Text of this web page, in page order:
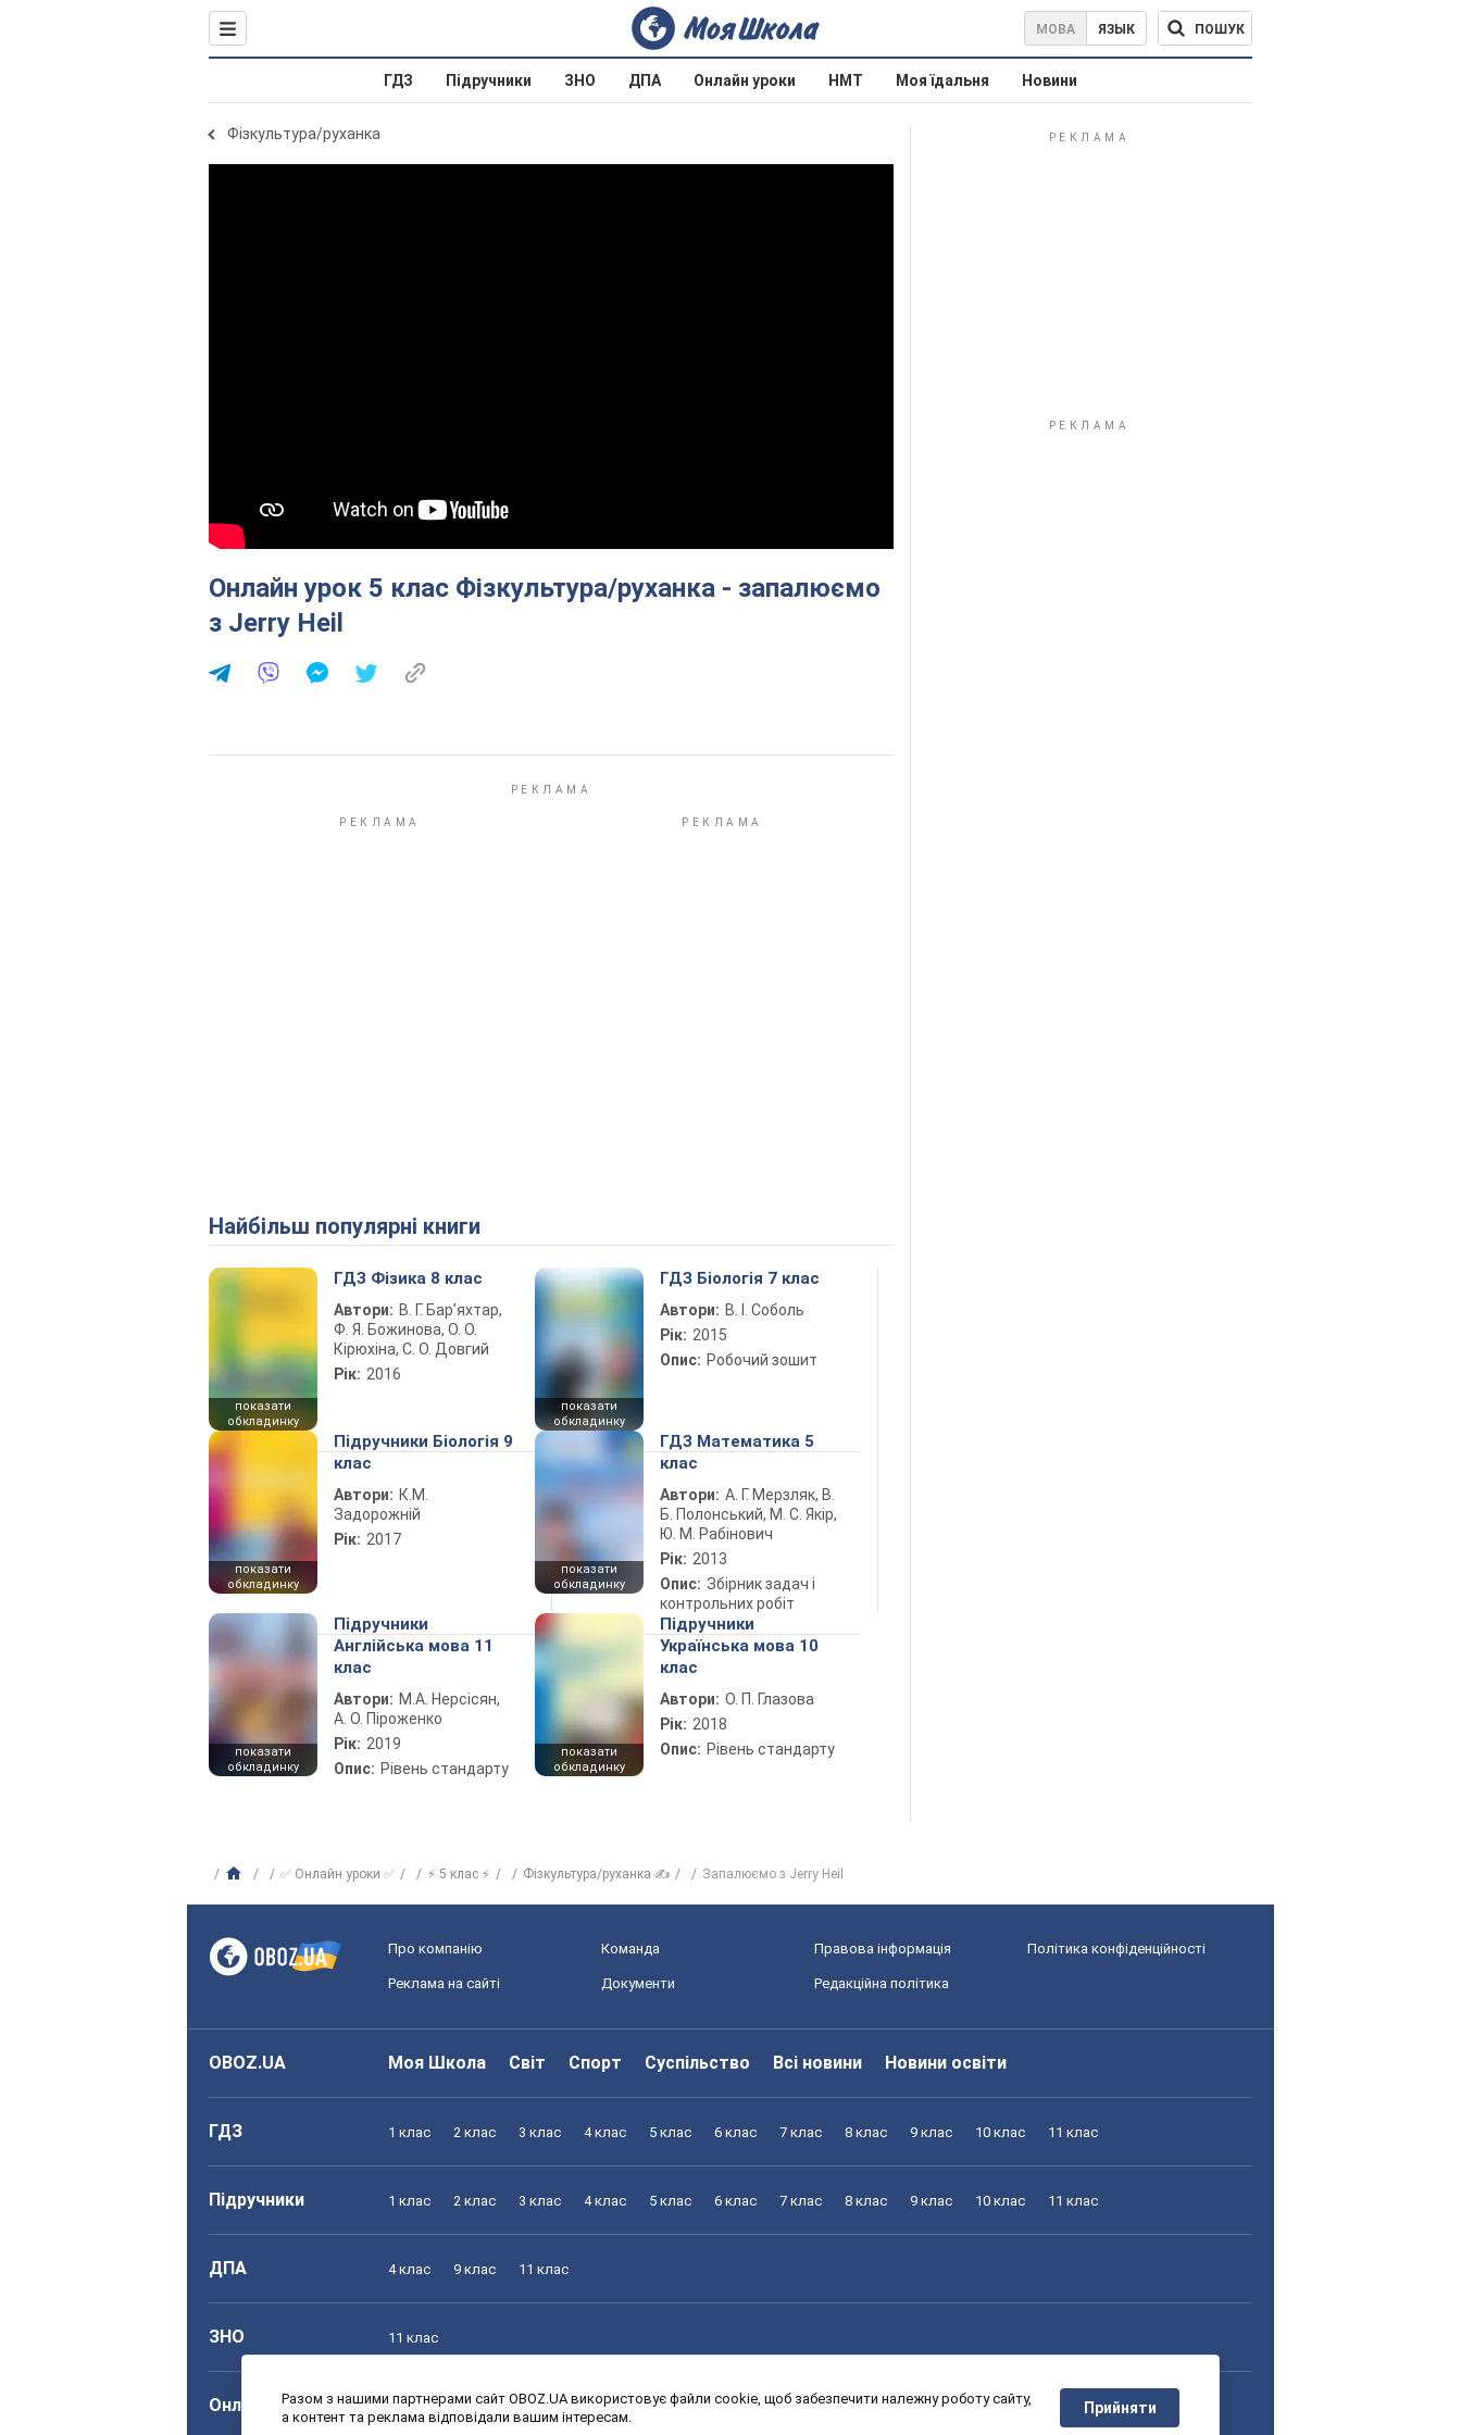
МОВА ЯЗЫК ПОШУК
ГДЗ Підручники ЗНО ДПА Онлайн уроки НМТ Моя їдальня Новини
Фізкультура/руханка
Онлайн урок 5 клас Фізкультура/руханка - запалюємо
з Jerry Heil
Найбільш популярні книги
показати
обкладинку
ГДЗ Фізика 8 клас
Автори: В. Г. Бар’яхтар,
Ф. Я. Божинова, О. О.
Кірюхіна, С. О. Довгий
Рік: 2016
показати
обкладинку
ГДЗ Біологія 7 клас
Автори: В. І. Соболь
Рік: 2015
Опис: Робочий зошит
показати
обкладинку
Підручники Біологія 9
клас
Автори: К.М.
Задорожній
Рік: 2017
показати
обкладинку
ГДЗ Математика 5
клас
Автори: А. Г. Мерзляк, В.
Б. Полонський, М. С. Якір,
Ю. М. Рабінович
Рік: 2013
Опис: Збірник задач і
контрольних робіт
показати
обкладинку
Підручники
Англійська мова 11
клас
Автори: М.А. Нерсісян,
А. О. Піроженко
Рік: 2019
Опис: Рівень стандарту
показати
обкладинку
Підручники
Українська мова 10
клас
Автори: О. П. Глазова
Рік: 2018
Опис: Рівень стандарту
✅ Онлайн уроки ✅ ⚡ 5 клас ⚡ Фізкультура/руханка ✍ Запалюємо з Jerry Heil
Про компанію Команда Правова інформація Політика конфіденційності
Реклама на сайті Документи Редакційна політика
OBOZ.UA Моя Школа Світ Спорт Суспільство Всі новини Новини освіти
ГДЗ 1 клас 2 клас 3 клас 4 клас 5 клас 6 клас 7 клас 8 клас 9 клас 10 клас 11 клас
Підручники 1 клас 2 клас 3 клас 4 клас 5 клас 6 клас 7 клас 8 клас 9 клас 10 клас 11 клас
ДПА 4 клас 9 клас 11 клас
ЗНО 11 клас
Онлайн уроки 1 клас 2 клас 3 клас 4 клас 5 клас 6 клас 7 клас 8 клас 9 клас 10 клас 11 клас
Разом з нашими партнерами сайт OBOZ.UA використовує файли cookie, щоб забезпечити належну роботу сайту,
а контент та реклама відповідали вашим інтересам.
Прийняти